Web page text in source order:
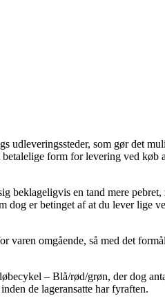
udleveringssteder, som gør det
form for levering ved køb
beklageligvis en tand mere pebret,
dog er betinget af at du lever lige
varen omgående, så med det
– Blå/rød/grøn, der dog
de lageransatte har fyraften.